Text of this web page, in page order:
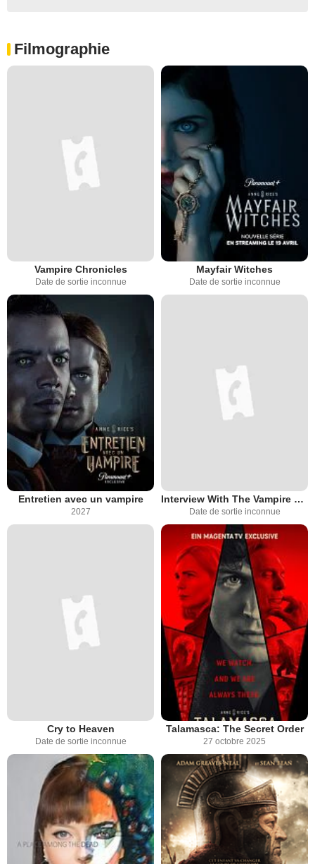
Filmographie
Vampire Chronicles
Date de sortie inconnue
Mayfair Witches
Date de sortie inconnue
Entretien avec un vampire
2027
Interview With The Vampire Remake
Date de sortie inconnue
Cry to Heaven
Date de sortie inconnue
Talamasca: The Secret Order
27 octobre 2025